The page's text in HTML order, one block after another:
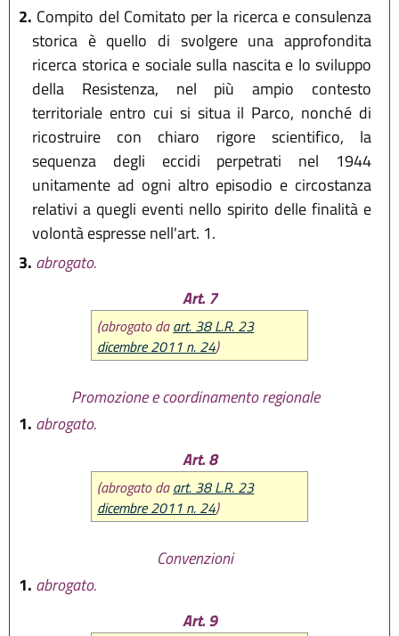
2. Compito del Comitato per la ricerca e consulenza
storica è quello di svolgere una approfondita
ricerca storica e sociale sulla nascita e lo sviluppo
della Resistenza, nel più ampio contesto
territoriale entro cui si situa il Parco, nonché di
ricostruire con chiaro rigore scientifico, la
sequenza degli eccidi perpetrati nel 1944
unitamente ad ogni altro episodio e circostanza
relativi a quegli eventi nello spirito delle finalità e
volontà espresse nell'art. 1.
3. abrogato.
Art. 7
(abrogato daart. 38 L.R. 23
dicembre 2011 n. 24)
Promozione e coordinamento regionale
1. abrogato.
Art. 8
(abrogato daart. 38 L.R. 23
dicembre 2011 n. 24)
Convenzioni
1. abrogato.
Art. 9